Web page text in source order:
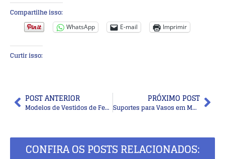
Compartilhe isso:
WhatsApp E-mail Imprimir
Curtir isso:
POST ANTERIOR
Modelos de Vestidos de Festa: Como Detalhes Incríveis Podem Realçar Seu Charme
PRÓXIMO POST
Suportes para Vasos em Macramê: Decore sua Casa com Estilo e Criatividade
CONFIRA OS POSTS RELACIONADOS: